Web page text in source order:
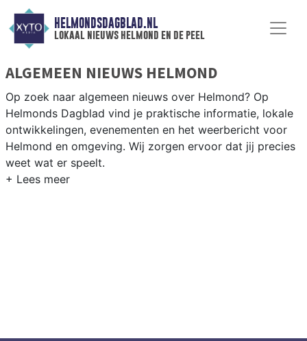
HELMONDSDAGBLAD.NL
lokaal nieuws helmond en de peel
ALGEMEEN NIEUWS HELMOND
Op zoek naar algemeen nieuws over Helmond? Op
Helmonds Dagblad vind je praktische informatie, lokale
ontwikkelingen, evenementen en het weerbericht voor
Helmond en omgeving. Wij zorgen ervoor dat jij precies
weet wat er speelt.